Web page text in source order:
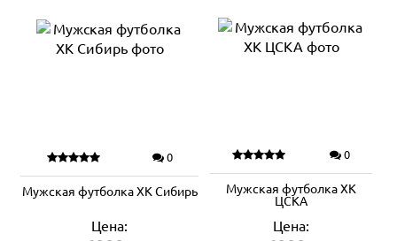
0
Мужская футболка ХК Сибирь
Цена:
0
Мужская футболка ХК
ЦСКА
Цена: